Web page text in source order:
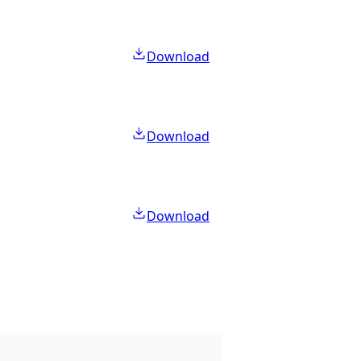
Download
Download
Download